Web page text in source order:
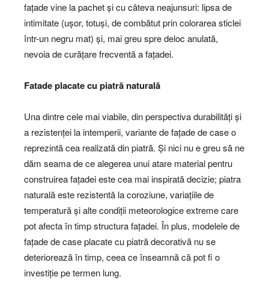
fațade vine la pachet și cu câteva neajunsuri: lipsa de
intimitate (ușor, totuși, de combătut prin colorarea sticlei
într-un negru mat) și, mai greu spre deloc anulată,
nevoia de curățare frecventă a fațadei.
Fatade placate cu piatră naturală
Una dintre cele mai viabile, din perspectiva durabilități și
a rezistenței la intemperii, variante de fațade de case o
reprezintă cea realizată din piatră. Și nici nu e greu să ne
dăm seama de ce alegerea unui atare material pentru
construirea fațadei este cea mai inspirată decizie; piatra
naturală este rezistentă la coroziune, variațiile de
temperatură și alte condiții meteorologice extreme care
pot afecta în timp structura fațadei. În plus, modelele de
fațade de case placate cu piatră decorativă nu se
deteriorează în timp, ceea ce înseamnă că pot fi o
investiție pe termen lung.